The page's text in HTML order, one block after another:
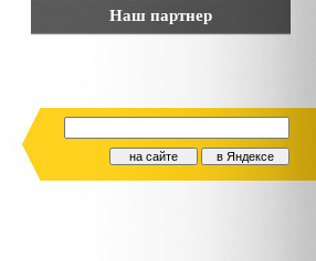
Наш партнер